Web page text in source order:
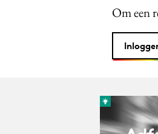
Om een